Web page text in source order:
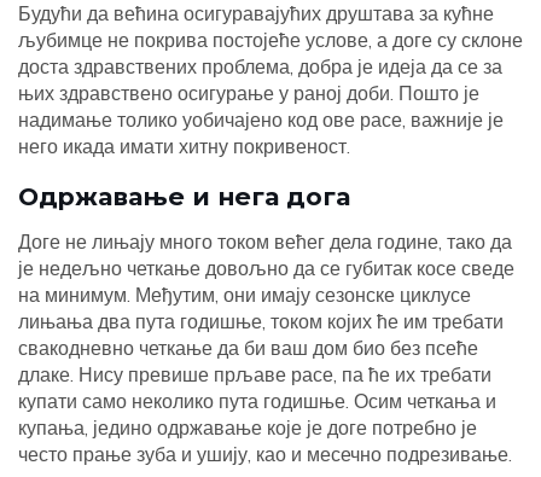
Будући да већина осигуравајућих друштава за кућне
љубимце не покрива постојеће услове, а доге су склоне
доста здравствених проблема, добра је идеја да се за
њих здравствено осигурање у раној доби. Пошто је
надимање толико уобичајено код ове расе, важније је
него икада имати хитну покривеност.
Одржавање и нега дога
Доге не лињају много током већег дела године, тако да
је недељно четкање довољно да се губитак косе сведе
на минимум. Међутим, они имају сезонске циклусе
лињања два пута годишње, током којих ће им требати
свакодневно четкање да би ваш дом био без псеће
длаке. Нису превише прљаве расе, па ће их требати
купати само неколико пута годишње. Осим четкања и
купања, једино одржавање које је доге потребно је
често прање зуба и ушију, као и месечно подрезивање.